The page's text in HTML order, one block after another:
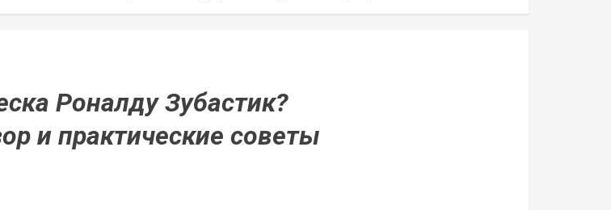
Роналду Зубастик?
и практические советы